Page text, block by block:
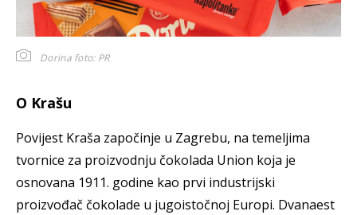
Dorina foto: PR
O Krašu
Povijest Kraša započinje u Zagrebu, na temeljima
tvornice za proizvodnju čokolada Union koja je
osnovana 1911. godine kao prvi industrijski
proizvođač čokolade u jugoistočnoj Europi. Dvanaest